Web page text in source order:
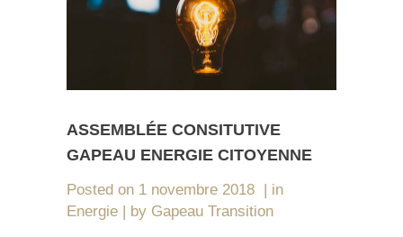
ASSEMBLÉE CONSITUTIVE
GAPEAU ENERGIE CITOYENNE
Posted on 1 novembre 2018
in
Energie
by Gapeau Transition